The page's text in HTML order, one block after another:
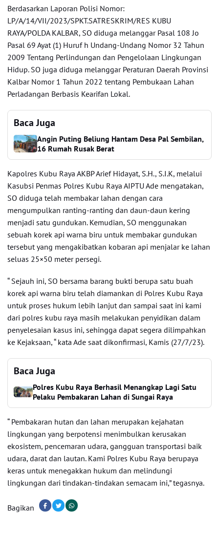
Berdasarkan Laporan Polisi Nomor:
LP/A/14/VII/2023/SPKT.SATRESKRIM/RES KUBU
RAYA/POLDA KALBAR, SO diduga melanggar Pasal 108 Jo
Pasal 69 Ayat (1) Huruf h Undang-Undang Nomor 32 Tahun
2009 Tentang Perlindungan dan Pengelolaan Lingkungan
Hidup. SO juga diduga melanggar Peraturan Daerah Provinsi
Kalbar Nomor 1 Tahun 2022 tentang Pembukaan Lahan
Perladangan Berbasis Kearifan Lokal.
Baca Juga
Angin Puting Beliung Hantam Desa Pal Sembilan,
16 Rumah Rusak Berat
Kapolres Kubu Raya AKBP Arief Hidayat, S.H., S.I.K, melalui
Kasubsi Penmas Polres Kubu Raya AIPTU Ade mengatakan,
SO diduga telah membakar lahan dengan cara
mengumpulkan ranting-ranting dan daun-daun kering
menjadi satu gundukan. Kemudian, SO menggunakan
sebuah korek api warna biru untuk membakar gundukan
tersebut yang mengakibatkan kobaran api menjalar ke lahan
seluas 25×50 meter persegi.
“ Sejauh ini, SO bersama barang bukti berupa satu buah
korek api warna biru telah diamankan di Polres Kubu Raya
untuk proses hukum lebih lanjut dan sampai saat ini kami
dari polres kubu raya masih melakukan penyidikan dalam
penyelesaian kasus ini, sehingga dapat segera dilimpahkan
ke Kejaksaan, “ kata Ade saat dikonfirmasi, Kamis (27/7/23).
Baca Juga
Polres Kubu Raya Berhasil Menangkap Lagi Satu
Pelaku Pembakaran Lahan di Sungai Raya
“ Pembakaran hutan dan lahan merupakan kejahatan
lingkungan yang berpotensi menimbulkan kerusakan
ekosistem, pencemaran udara, gangguan transportasi baik
udara, darat dan lautan. Kami Polres Kubu Raya berupaya
keras untuk menegakkan hukum dan melindungi
lingkungan dari tindakan-tindakan semacam ini,” tegasnya.
Bagikan